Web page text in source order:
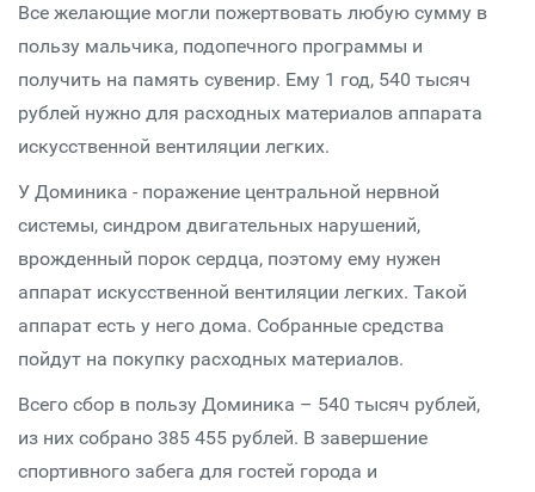
Все желающие могли пожертвовать любую сумму в
пользу мальчика, подопечного программы и
получить на память сувенир. Ему 1 год, 540 тысяч
рублей нужно для расходных материалов аппарата
искусственной вентиляции легких.
У Доминика - поражение центральной нервной
системы, синдром двигательных нарушений,
врожденный порок сердца, поэтому ему нужен
аппарат искусственной вентиляции легких. Такой
аппарат есть у него дома. Собранные средства
пойдут на покупку расходных материалов.
Всего сбор в пользу Доминика – 540 тысяч рублей,
из них собрано 385 455 рублей. В завершение
спортивного забега для гостей города и